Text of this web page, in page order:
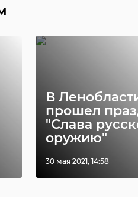
В
прошел
"Слава
оружию"
30 мая 2021, 14:58